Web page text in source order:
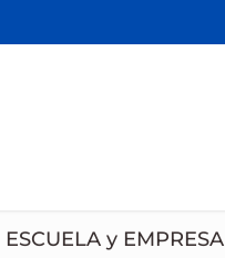
ESCUELA y EMPRESA